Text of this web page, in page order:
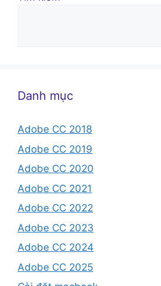
Danh mục
Adobe CC 2018
Adobe CC 2019
Adobe CC 2020
Adobe CC 2021
Adobe CC 2022
Adobe CC 2023
Adobe CC 2024
Adobe CC 2025